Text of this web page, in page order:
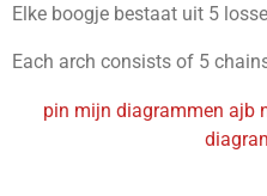
Elke boogje bestaat uit 5 losse
Each arch consists of 5
pin mijn diagrammen